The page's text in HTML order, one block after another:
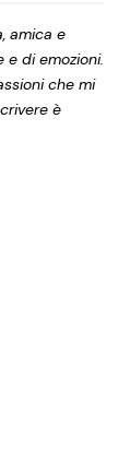
amica e
di emozioni.
che mi
è